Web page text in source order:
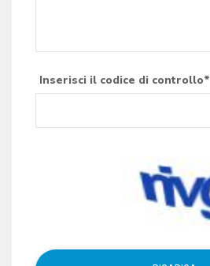
Inserisci il codice di controllo*